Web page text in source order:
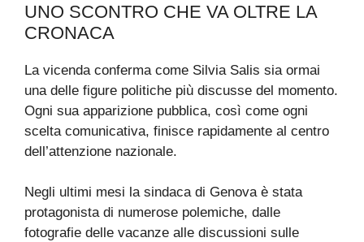
UNO SCONTRO CHE VA OLTRE LA
CRONACA
La vicenda conferma come Silvia Salis sia ormai
una delle figure politiche più discusse del momento.
Ogni sua apparizione pubblica, così come ogni
scelta comunicativa, finisce rapidamente al centro
dell’attenzione nazionale.
Negli ultimi mesi la sindaca di Genova è stata
protagonista di numerose polemiche, dalle
fotografie delle vacanze alle discussioni sulle